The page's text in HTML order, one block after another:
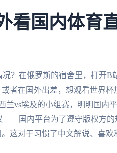
看国内体育
？在俄罗斯的宿舍里，打开
者在国外出差，想观看世界
兰vs埃及的小组赛，明明国内
——国内平台为了遵守版权方的
这对于习惯了中文解说、喜